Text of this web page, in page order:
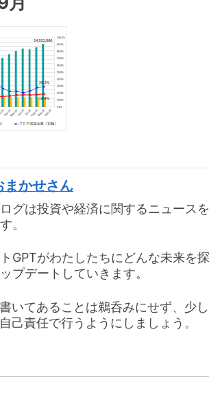
まかせさん
グは投資や経済に関するニュース
。
GPTがわたしたちにどんな未来を
プデートしていきます。
いてあることは鵜呑みにせず、少
己責任で行うようにしましょう。